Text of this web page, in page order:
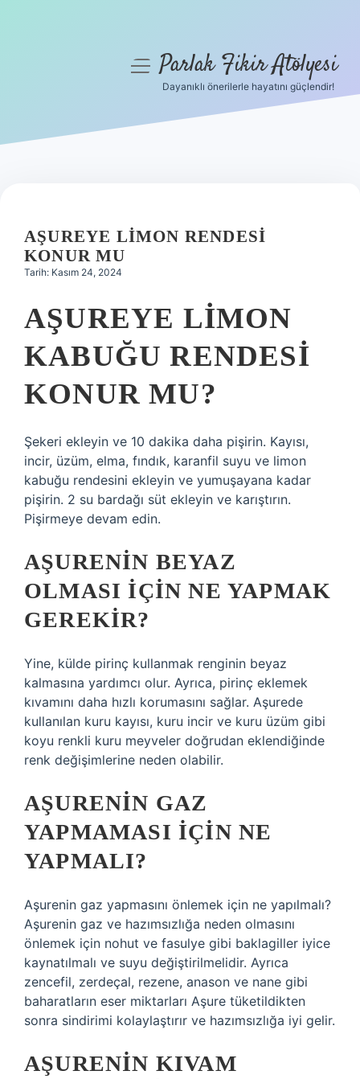
Hakkımızda
menüyüParlak Fikir Atölyesi
Dayanıklı önerilerle hayatını güçlendir!
AŞUREYE LIMON RENDESI
KONUR MU
Tarih: Kasım 24, 2024
AŞUREYE LIMON
KABUĞU RENDESI
KONUR MU?
Şekeri ekleyin ve 10 dakika daha pişirin. Kayısı,
incir, üzüm, elma, fındık, karanfil suyu ve limon
kabuğu rendesini ekleyin ve yumuşayana kadar
pişirin. 2 su bardağı süt ekleyin ve karıştırın.
Pişirmeye devam edin.
AŞURENIN BEYAZ
OLMASI IÇIN NE YAPMAK
GEREKIR?
Yine, külde pirinç kullanmak renginin beyaz
kalmasına yardımcı olur. Ayrıca, pirinç eklemek
kıvamını daha hızlı korumasını sağlar. Aşurede
kullanılan kuru kayısı, kuru incir ve kuru üzüm gibi
koyu renkli kuru meyveler doğrudan eklendiğinde
renk değişimlerine neden olabilir.
AŞURENIN GAZ
YAPMAMASI IÇIN NE
YAPMALI?
Aşurenin gaz yapmasını önlemek için ne yapılmalı?
Aşurenin gaz ve hazımsızlığa neden olmasını
önlemek için nohut ve fasulye gibi baklagiller iyice
kaynatılmalı ve suyu değiştirilmelidir. Ayrıca
zencefil, zerdeçal, rezene, anason ve nane gibi
baharatların eser miktarları Aşure tüketildikten
sonra sindirimi kolaylaştırır ve hazımsızlığa iyi gelir.
AŞURENIN KIVAM